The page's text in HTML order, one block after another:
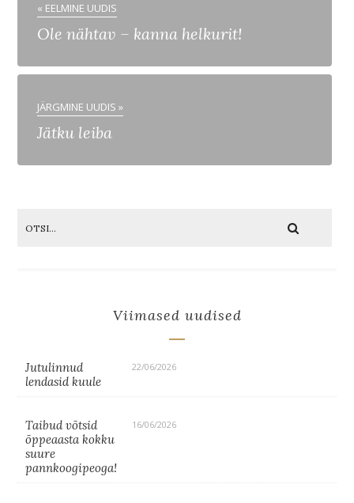
« EELMINE UUDIS
Ole nähtav – kanna helkurit!
JÄRGMINE UUDIS »
Jätku leiba
Viimased uudised
Jutulinnud
lendasid kuule
22/06/2026
Taibud võtsid
õppeaasta kokku
suure
pannkoogipeoga!
16/06/2026